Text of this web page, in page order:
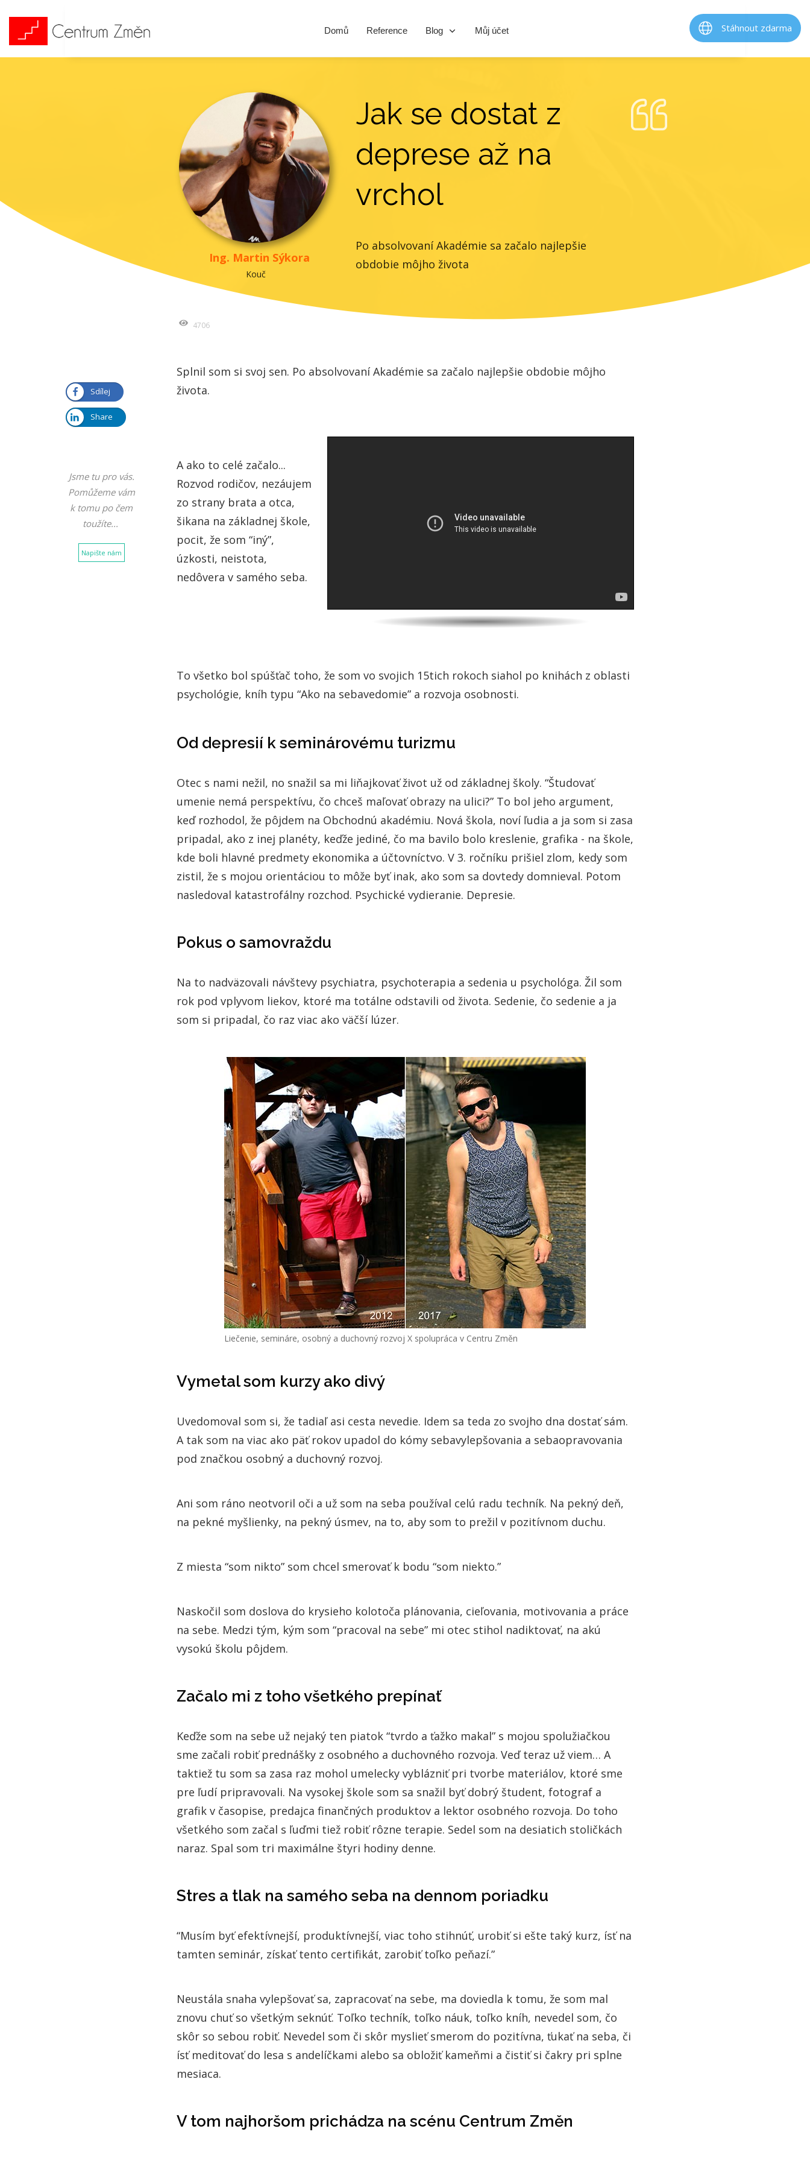
Domů Reference Blog Můj účet Stáhnout zdarma
Ing. Martin Sýkora
Kouč
Jak se dostat z
deprese až na
vrchol
Po absolvovaní Akadémie sa začalo najlepšie
obdobie môjho života
4706
Sdílej
Share
Jsme tu pro vás.
Pomůžeme vám
k tomu po čem
toužíte...
Napište nám
Splnil som si svoj sen. Po absolvovaní Akadémie sa začalo najlepšie obdobie môjho
života.
A ako to celé začalo...
Rozvod rodičov, nezáujem
zo strany brata a otca,
šikana na základnej škole,
pocit, že som “iný”,
úzkosti, neistota,
nedôvera v samého seba.
To všetko bol spúšťač toho, že som vo svojich 15tich rokoch siahol po knihách z oblasti
psychológie, kníh typu “Ako na sebavedomie” a rozvoja osobnosti.
Od depresií k seminárovému turizmu
Otec s nami nežil, no snažil sa mi liňajkovať život už od základnej školy. “Študovať
umenie nemá perspektívu, čo chceš maľovať obrazy na ulici?” To bol jeho argument,
keď rozhodol, že pôjdem na Obchodnú akadémiu. Nová škola, noví ľudia a ja som si zasa
pripadal, ako z inej planéty, keďže jediné, čo ma bavilo bolo kreslenie, grafika - na škole,
kde boli hlavné predmety ekonomika a účtovníctvo. V 3. ročníku prišiel zlom, kedy som
zistil, že s mojou orientáciou to môže byť inak, ako som sa dovtedy domnieval. Potom
nasledoval katastrofálny rozchod. Psychické vydieranie. Depresie.
Pokus o samovraždu
Na to nadväzovali návštevy psychiatra, psychoterapia a sedenia u psychológa. Žil som
rok pod vplyvom liekov, ktoré ma totálne odstavili od života. Sedenie, čo sedenie a ja
som si pripadal, čo raz viac ako väčší lúzer.
Liečenie, semináre, osobný a duchovný rozvoj X spolupráca v Centru Změn
Vymetal som kurzy ako divý
Uvedomoval som si, že tadiaľ asi cesta nevedie. Idem sa teda zo svojho dna dostať sám.
A tak som na viac ako päť rokov upadol do kómy sebavylepšovania a sebaopravovania
pod značkou osobný a duchovný rozvoj.
Ani som ráno neotvoril oči a už som na seba používal celú radu techník. Na pekný deň,
na pekné myšlienky, na pekný úsmev, na to, aby som to prežil v pozitívnom duchu.
Z miesta “som nikto” som chcel smerovať k bodu “som niekto.”
Naskočil som doslova do krysieho kolotoča plánovania, cieľovania, motivovania a práce
na sebe. Medzi tým, kým som “pracoval na sebe” mi otec stihol nadiktovať, na akú
vysokú školu pôjdem.
Začalo mi z toho všetkého prepínať
Keďže som na sebe už nejaký ten piatok “tvrdo a ťažko makal” s mojou spolužiačkou
sme začali robiť prednášky z osobného a duchovného rozvoja. Veď teraz už viem… A
taktiež tu som sa zasa raz mohol umelecky vyblázniť pri tvorbe materiálov, ktoré sme
pre ľudí pripravovali. Na vysokej škole som sa snažil byť dobrý študent, fotograf a
grafik v časopise, predajca finančných produktov a lektor osobného rozvoja. Do toho
všetkého som začal s ľuďmi tiež robiť rôzne terapie. Sedel som na desiatich stoličkách
naraz. Spal som tri maximálne štyri hodiny denne.
Stres a tlak na samého seba na dennom poriadku
“Musím byť efektívnejší, produktívnejší, viac toho stihnúť, urobiť si ešte taký kurz, ísť na
tamten seminár, získať tento certifikát, zarobiť toľko peňazí.”
Neustála snaha vylepšovať sa, zapracovať na sebe, ma doviedla k tomu, že som mal
znovu chuť so všetkým seknúť. Toľko techník, toľko náuk, toľko kníh, nevedel som, čo
skôr so sebou robiť. Nevedel som či skôr myslieť smerom do pozitívna, ťukať na seba, či
ísť meditovať do lesa s andelíčkami alebo sa obložiť kameňmi a čistiť si čakry pri splne
mesiaca.
V tom najhoršom prichádza na scénu Centrum Změn